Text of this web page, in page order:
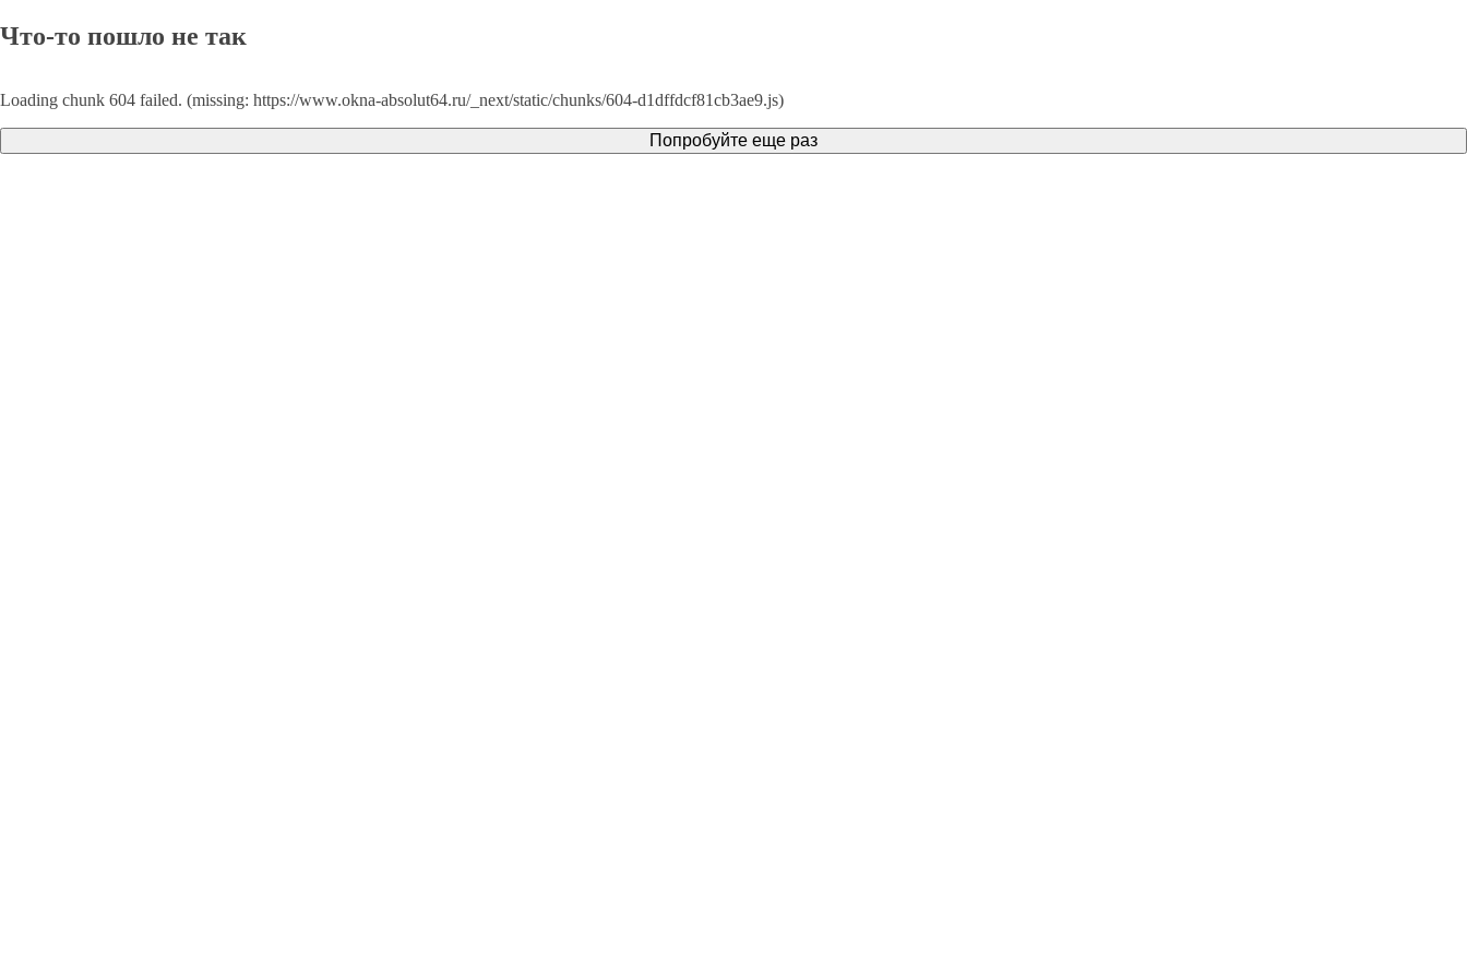
Что-то пошло не так
Loading chunk 604 failed. (missing: https://www.okna-absolut64.ru/_next/static/chunks/604-d1dffdcf81cb3ae9.js)
Попробуйте еще раз